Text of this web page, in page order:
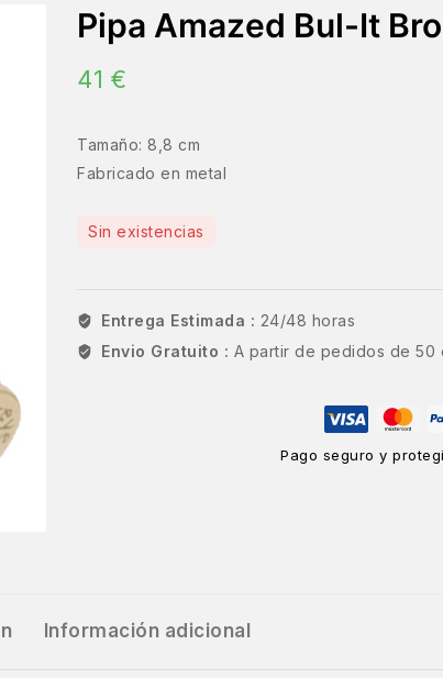
Pipa Amazed Bul-It
41 €
Tamaño: 8,8 cm
Fabricado en metal
Sin existencias
Entrega Estimada : 24/48 horas
Envio Gratuito : A partir de pedidos de 50
Pago seguro y
Información adicional